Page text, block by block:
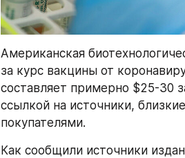
Американская
за курс вакцины от
составляет примерно $25-30
ссылкой на источники,
покупателями.
Как сообщили источники